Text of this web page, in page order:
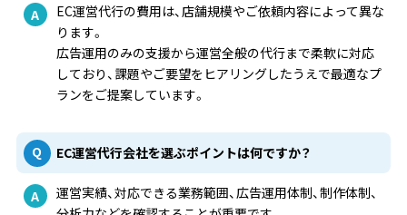
EC運営代行の費用は、店舗規模やご依頼内容によって異な
ります。
広告運用のみの支援から運営全般の代行まで柔軟に対応
しており、課題やご要望をヒアリングしたうえで最適なプ
ランをご提案しています。
EC運営代行会社を選ぶポイントは何ですか？
運営実績、対応できる業務範囲、広告運用体制、制作体制、